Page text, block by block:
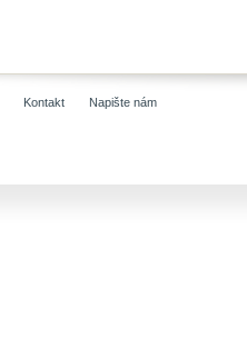
Kontakt Napište nám